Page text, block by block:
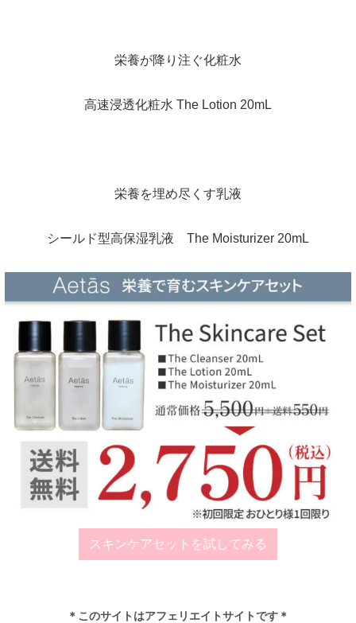
栄養が降り注ぐ化粧水
高速浸透化粧水 The Lotion 20mL
栄養を埋め尽くす乳液
シールド型高保湿乳液 The Moisturizer 20mL
スキンケアセットを試してみる
＊このサイトはアフェリエイトサイトです＊